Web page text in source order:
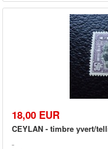
18,00 EUR
CEYLAN - timbre yvert/